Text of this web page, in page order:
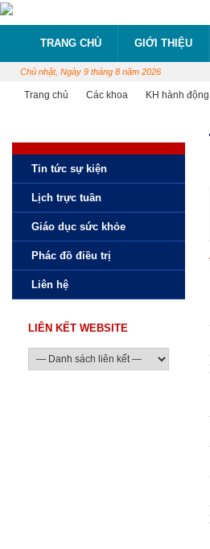
TRANG CHỦ GIỚI THIỆU
Chủ nhật, Ngày 9 tháng 8 năm 2026
Trang chủ Các khoa KH hành
Tin tức sự kiện
Lịch trực tuần
Giáo dục sức khỏe
Phác đồ điều trị
Liên hệ
LIÊN KẾT WEBSITE